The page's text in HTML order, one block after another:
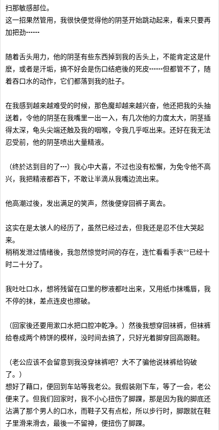
扫那敏感部位。
这一招果然管用，我很快便觉得他的阴茎开始跳动起来，看来只要再
加把劲┅┅
随着舌头用力，他的阴茎有些东西掉到我的舌头上，不能肯定这是什
麽，或者是汗垢，搞不好会是伤口结疤後的死皮┅┅但都管不了，随
着吞口水的动作，它们都落到我的肚子。
在我感到越来越难受的时候，那色魔却越来越兴奋，他还把我的头抽
送着，令他的阴茎在我嘴里一出一入，有几次他的力度太大，阴茎插
得太深，龟头尖端还触及我的咽喉，令我几乎呕出来。还好在我无法
忍受前，他的阴茎喷出大量精液。
（终於达到目的了┅）我心中大喜，不过也没有松懈，为免令他不高
兴，我把精液都吞下，不敢让半滴从我嘴边流出来。
他高潮过後，发出满足的笑声，然後便穿回裤子离去。
这实在是太骇人的经历了，虽然已经过去，但我还是忍不住大哭起
来。
稍稍发泄过情绪後，我忽然惊觉时间的存在，连忙看看手表°°已经十
时二十分了。
我吐吐口水，想将残留在口里的秽液都吐出来，又用纸巾抹嘴唇，我
不停的抹，差点连皮也擦破。
（回家後还要用漱口水把口腔冲乾净。）然後我想穿回袜裤，但袜裤
给卷成两个柿饼的模样，没时间去搞了，只好光着脚穿回高跟鞋。
（老公应该不会留意到我没穿袜裤吧？大不了骗他说袜裤给钩破
了。）
想好了藉口，便回到车站等我老公。我假装刚下车，等了一会，老公
便来了。但我们回家时，我不小心扭伤了脚踝，那是因为我的脚底还
沾满了那个男人的口水，而鞋子又有点松，所以步行时，脚跟就在鞋
子里滑来滑去，最後一不留神，便扭伤了脚踝。